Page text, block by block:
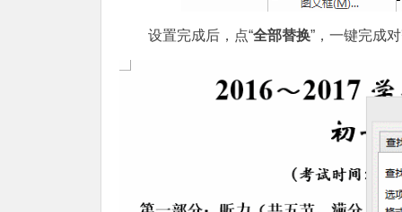
设置完成后，点“全部替换”，一键完成